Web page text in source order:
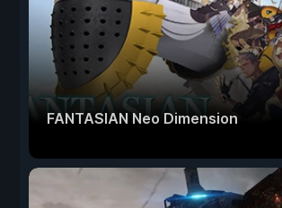
FANTASIAN Neo Dimension